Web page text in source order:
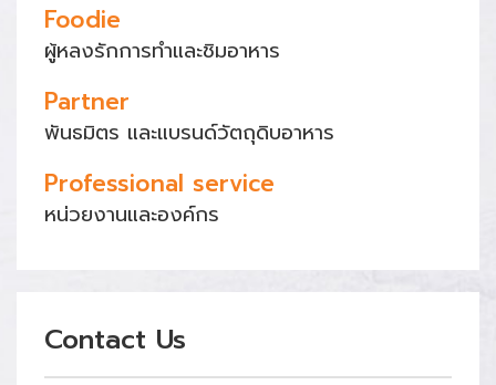
Foodie
ผู้หลงรักการทำและชิมอาหาร
Partner
พันธมิตร และแบรนด์วัตถุดิบอาหาร
Professional service
หน่วยงานและองค์กร
Contact Us